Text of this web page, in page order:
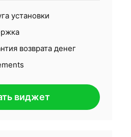
установки
возврата денег
виджет